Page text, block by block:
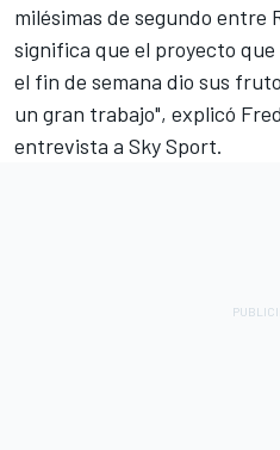
milésimas de segundo entre
significa que el proyecto
el fin de semana dio sus
un gran trabajo", explicó
entrevista a Sky Sport.